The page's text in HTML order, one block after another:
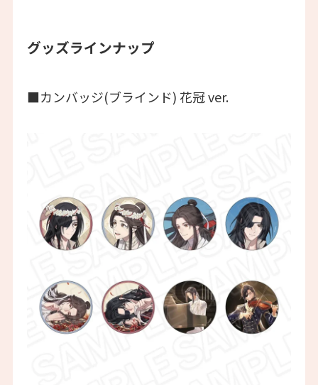
グッズラインナップ
■カンバッジ(ブラインド) 花冠 ver.